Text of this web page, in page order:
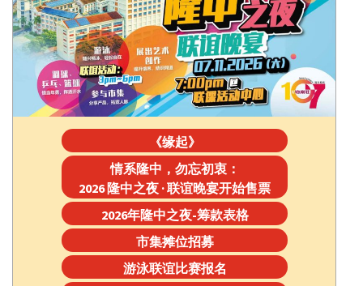
《缘起》
情系隆中，勿忘初衷：
2026 隆中之夜 · 联谊晚宴开始售票
2026年隆中之夜-筹款表格
市集摊位招募
游泳联谊比赛报名